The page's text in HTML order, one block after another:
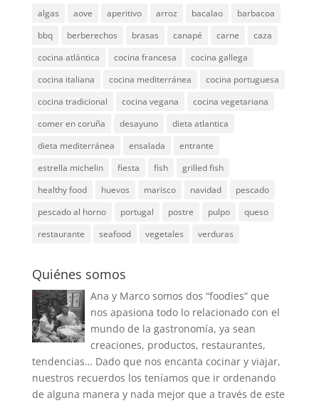
algas aove aperitivo arroz bacalao
barbacoa
bbq
berberechos brasas canapé carne
caza
cocina atlántica
cocina francesa
cocina gallega
cocina italiana
cocina mediterránea
cocina portuguesa
cocina tradicional
cocina vegana
cocina vegetariana
comer en coruña
desayuno
dieta atlantica
dieta mediterránea
ensalada
entrante
estrella michelin
fiesta fish
grilled fish
healthy food
huevos marisco navidad
pescado
pescado al horno
portugal postre pulpo
queso
restaurante
seafood vegetales verduras
Quiénes somos
Ana y Marco somos dos “foodies” que
nos apasiona todo lo relacionado con el
mundo de la gastronomía, ya sean
creaciones, productos, restaurantes,
tendencias… Dado que nos encanta cocinar y viajar,
nuestros recuerdos los teníamos que ir ordenando
de alguna manera y nada mejor que a través de este